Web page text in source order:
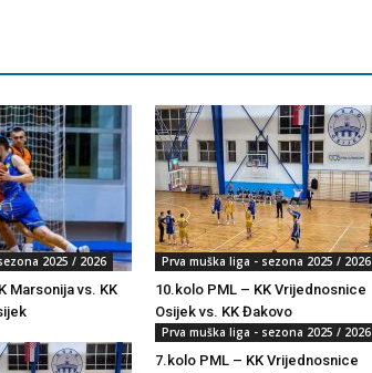
2025 / 2026
Marsonija vs. KK
Prva muška liga - sezona 2025 / 2026
10.kolo PML – KK Vrijednosnice
Osijek vs. KK Đakovo
Prva muška liga - sezona 2025 / 2026
7.kolo PML – KK Vrijednosnice